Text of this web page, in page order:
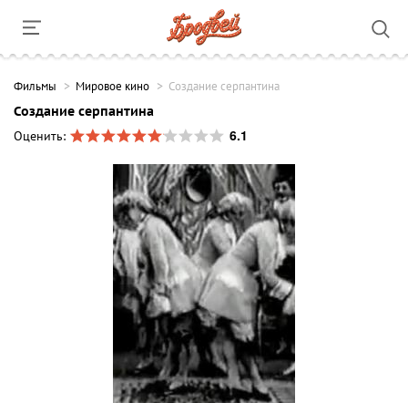
Фильмы Мировое кино Создание серпантина
Создание серпантина
Оценить:
6.1